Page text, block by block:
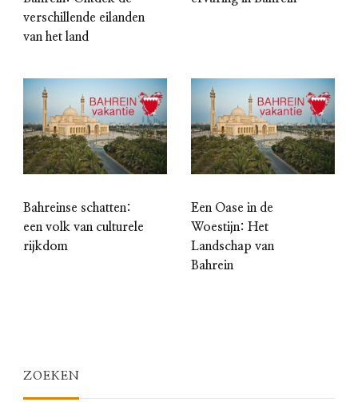
verschillende eilanden
van het land
Bahreinse schatten:
een volk van culturele
rijkdom
Een Oase in de
Woestijn: Het
Landschap van
Bahrein
ZOEKEN